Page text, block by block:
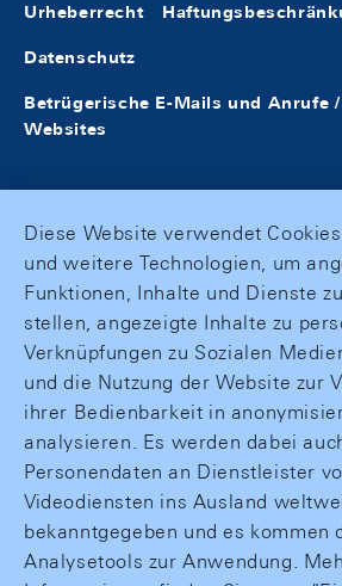
Urheberrecht
Datenschutz
Betrügerische E-Mails und Anrufe
Websites
Diese Website verwendet
und weitere Technologien, um
Funktionen, Inhalte und Dienste
stellen, angezeigte Inhalte zu
Verknüpfungen zu Sozialen
und die Nutzung der Website zur
ihrer Bedienbarkeit in
analysieren. Es werden dabei
Personendaten an Dienstleister
Videodiensten ins Ausland
bekanntgegeben und es kommen
Analysetools zur Anwendung.